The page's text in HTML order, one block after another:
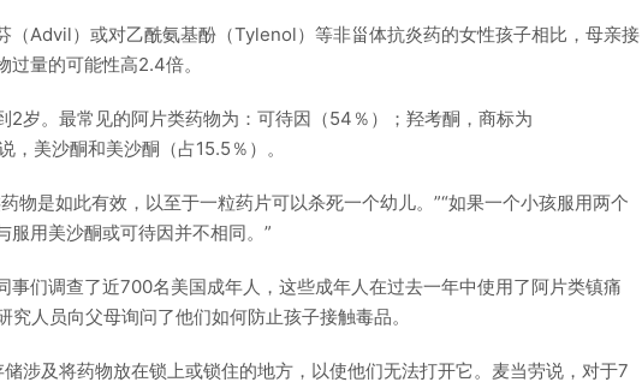
（Advil）或对乙酰氨基酚（Tylenol）等非甾体抗炎药的女性孩子相比，母亲接
量的可能性高2.4倍。
2岁。最常见的阿片类药物为：可待因（54％）；羟考酮，商标为
美沙酮和美沙酮（占15.5％）。
物是如此有效，以至于一粒药片可以杀死一个幼儿。”“如果一个小孩服用两个
用美沙酮或可待因并不相同。”
事们调查了近700名美国成年人，这些成年人在过去一年中使用了阿片类镇痛
人员向父母询问了他们如何防止孩子接触毒品。
涉及将药物放在锁上或锁住的地方，以使他们无法打开它。麦当劳说，对于7